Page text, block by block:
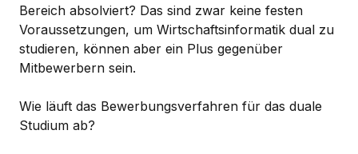
Bereich absolviert? Das sind zwar keine festen
Voraussetzungen, um Wirtschaftsinformatik dual zu
studieren, können aber ein Plus gegenüber
Mitbewerbern sein.
Wie läuft das Bewerbungsverfahren für das duale
Studium ab?